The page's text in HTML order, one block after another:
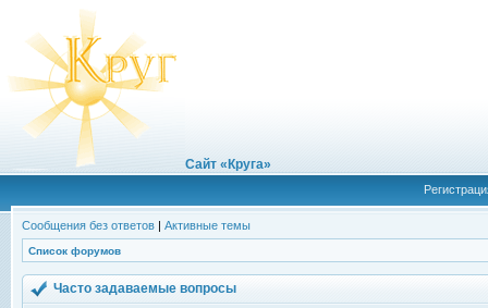
Сайт «Круга»
Сообщения без ответов | Активные темы
Список форумов
Часто задаваемые вопросы